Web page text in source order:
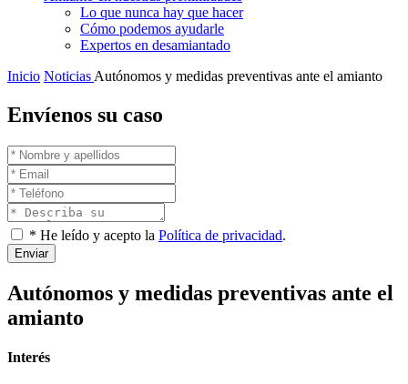
Lo que nunca hay que hacer
Cómo podemos ayudarle
Expertos en desamiantado
Inicio Noticias Autónomos y medidas preventivas ante el amianto
Envíenos su caso
* He leído y acepto la Política de privacidad.
Enviar
Autónomos y medidas preventivas ante el
amianto
Interés